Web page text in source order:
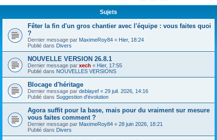
c
Sujets
Fêter la fin d'un gros chantier avec l'équipe : vous faites quoi
?
Dernier message par MaximeRoy84 « Hier, 18:24
Publié dans Divers
NOUVELLE VERSION 26.8.1
Dernier message par xech « Hier, 17:55
Publié dans NOUVELLES VERSIONS
Blocage d'héritage
Dernier message par deblayef « 29 juil. 2026, 14:16
Publié dans Suggestion d'évolution
Agora suffit pour la base, mais pour du vraiment sur mesure
vous faites comment ?
Dernier message par MaximeRoy84 « 28 juin 2026, 18:21
Publié dans Divers